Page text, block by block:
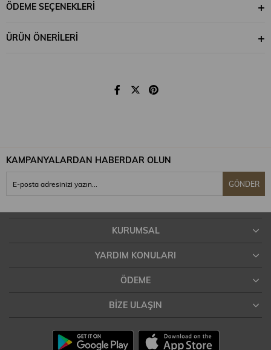
ÖDEME SEÇENEKLERI
ÜRÜN ÖNERILERI
KAMPANYALARDAN HABERDAR OLUN
GÖNDER
KURUMSAL
YARDIM KONULARI
ÖDEME
BIZE ULAŞIN